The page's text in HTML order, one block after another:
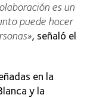
es un
puede hacer
, señaló el
en la
y la